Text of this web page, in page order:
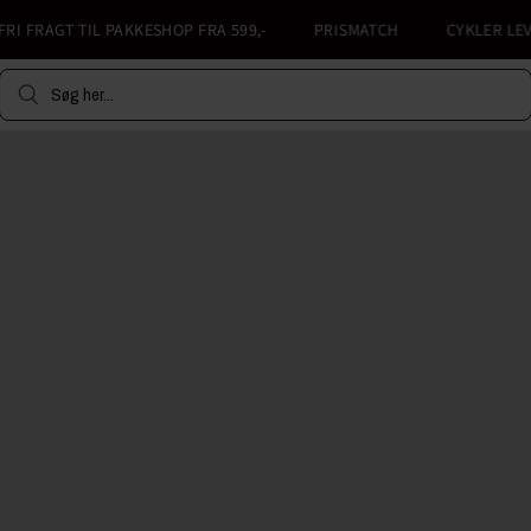
TIL PAKKESHOP FRA 599,- PRISMATCH CYKLER
Søg her...